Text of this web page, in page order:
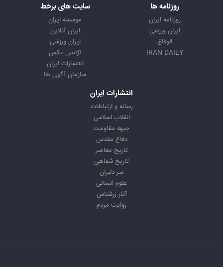
روزنامه ها
روزنامه ایران
ایران ورزشی
الوفاق
IRAN DAILY
سایت های برخط
موسسه ایران
ایران آنلاین
ایران ورزشی
آژانس عکس
انتشارات ایران
سازمان آگهی ها
انتشارات ایران
رسانه و ارتباطات
انقلاب اسلامی
جبهه مقاومت
دفاع مقدس
تاریخ معاصر
تاریخ شفاهی
سر دلبران
علوم انسانی
آثار زرشناس
روایت مردم